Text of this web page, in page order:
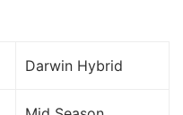
Darwin Hybrid